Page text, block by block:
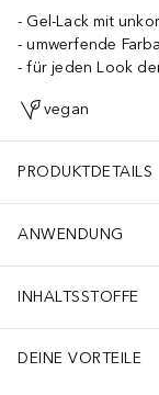
Gel-Lack mit
umwerfende
für jeden Look
vegan
PRODUKTDETAILS
ANWENDUNG
INHALTSSTOFFE
DEINE VORTEILE